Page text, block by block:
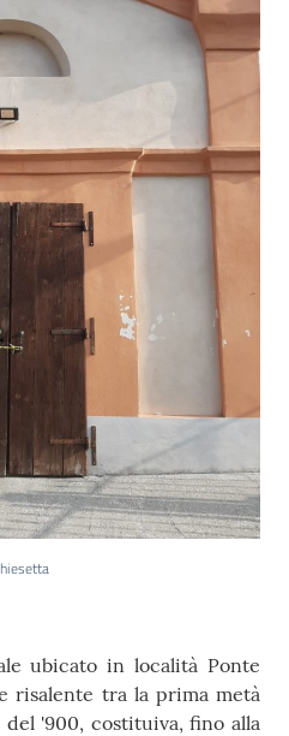
ubicato in località Ponte
risalente tra la prima metà
'900, costituiva, fino alla